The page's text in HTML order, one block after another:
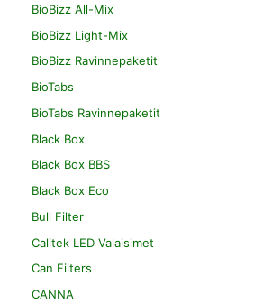
BioBizz All-Mix
BioBizz Light-Mix
BioBizz Ravinnepaketit
BioTabs
BioTabs Ravinnepaketit
Black Box
Black Box BBS
Black Box Eco
Bull Filter
Calitek LED Valaisimet
Can Filters
CANNA